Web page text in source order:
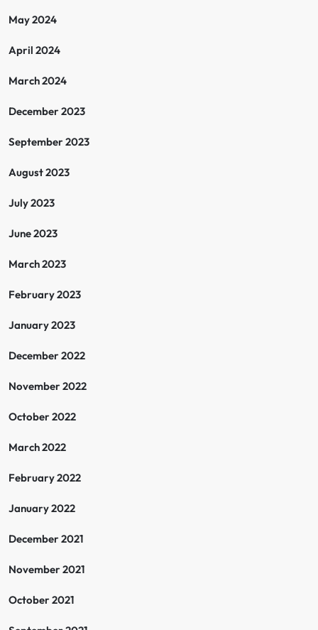
May 2024
April 2024
March 2024
December 2023
September 2023
August 2023
July 2023
June 2023
March 2023
February 2023
January 2023
December 2022
November 2022
October 2022
March 2022
February 2022
January 2022
December 2021
November 2021
October 2021